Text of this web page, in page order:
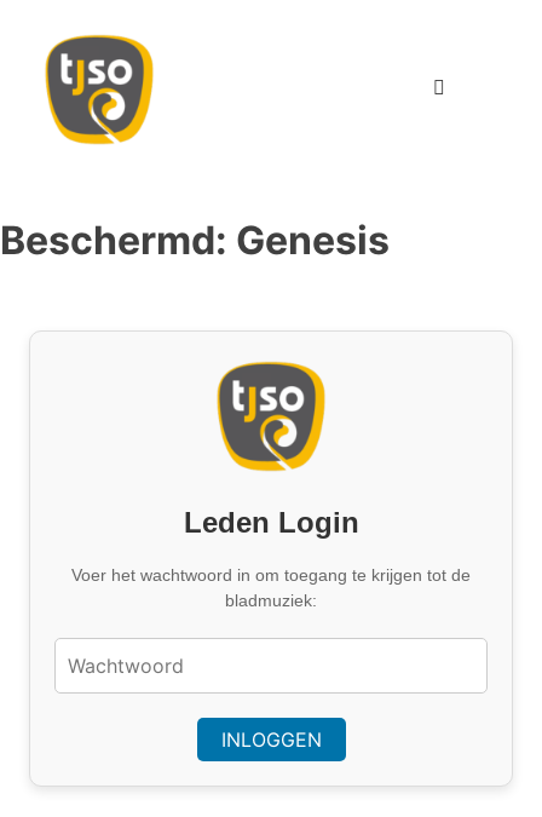
Beschermd: Genesis
Leden Login
Voer het wachtwoord in om toegang te krijgen tot de
bladmuziek: